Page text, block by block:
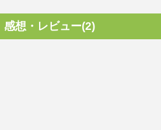
感想・レビュー(2)